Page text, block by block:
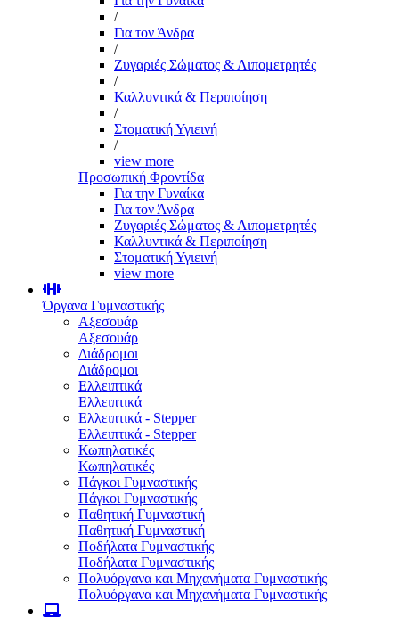
/
Για τον Άνδρα
/
Ζυγαριές Σώματος & Λιπομετρητές
/
Καλλυντικά & Περιποίηση
/
Στοματική Υγιεινή
/
view more
Προσωπική Φροντίδα
Για την Γυναίκα
Για τον Άνδρα
Ζυγαριές Σώματος & Λιπομετρητές
Καλλυντικά & Περιποίηση
Στοματική Υγιεινή
view more
Όργανα Γυμναστικής
Αξεσουάρ
Αξεσουάρ
Διάδρομοι
Διάδρομοι
Ελλειπτικά
Ελλειπτικά
Ελλειπτικά - Stepper
Ελλειπτικά - Stepper
Κωπηλατικές
Κωπηλατικές
Πάγκοι Γυμναστικής
Πάγκοι Γυμναστικής
Παθητική Γυμναστική
Παθητική Γυμναστική
Ποδήλατα Γυμναστικής
Ποδήλατα Γυμναστικής
Πολυόργανα και Μηχανήματα Γυμναστικής
Πολυόργανα και Μηχανήματα Γυμναστικής